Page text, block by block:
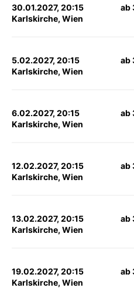
30.01.2027, 20:15
Karlskirche, Wien
ab
5.02.2027, 20:15
Karlskirche, Wien
ab
6.02.2027, 20:15
Karlskirche, Wien
ab
12.02.2027, 20:15
Karlskirche, Wien
ab
13.02.2027, 20:15
Karlskirche, Wien
ab
19.02.2027, 20:15
Karlskirche, Wien
ab